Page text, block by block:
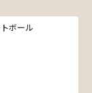
ボール